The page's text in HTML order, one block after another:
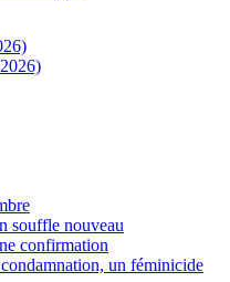
souffle nouveau
confirmation
un féminicide